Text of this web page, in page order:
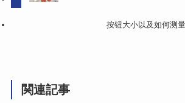
按钮大小以及如何测
関連記事